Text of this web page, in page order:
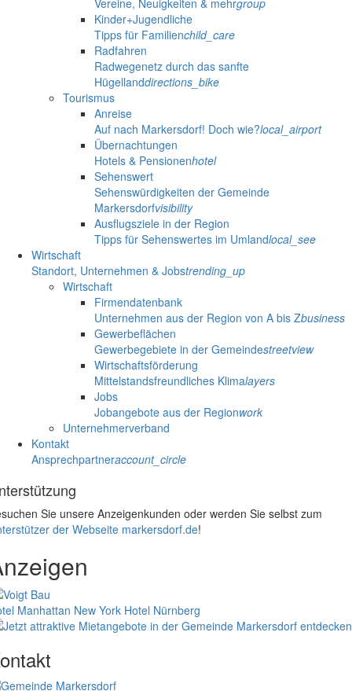
Kinder+Jugendliche
Tipps für Familienchild_care
Radfahren
Radwegenetz durch das sanfte
Hügellanddirections_bike
Tourismus
Anreise
Auf nach Markersdorf! Doch wie?local_airport
Übernachtungen
Hotels & Pensionenhotel
Sehenswert
Sehenswürdigkeiten der Gemeinde
Markersdorfvisibility
Ausflugsziele in der Region
Tipps für Sehenswertes im Umlandlocal_see
Wirtschaft
Standort, Unternehmen & Jobstrending_up
Wirtschaft
Firmendatenbank
Unternehmen aus der Region von A bis Zbusiness
Gewerbeflächen
Gewerbegebiete in der Gemeindestreetview
Wirtschaftsförderung
Mittelstandsfreundliches Klimalayers
Jobs
Jobangebote aus der Regionwork
Unternehmerverband
Kontakt
Ansprechpartneraccount_circle
Sie unsere Anzeigenkunden oder werden Sie selbst zum
der Webseite markersdorf.de!
Manhattan New York Hotel Nürnberg